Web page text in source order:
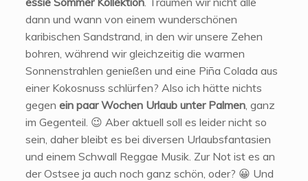
dann und wann von einem wunderschönen
karibischen Sandstrand, in den wir unsere Zehen
bohren, während wir gleichzeitig die warmen
Sonnenstrahlen genießen und eine Piña Colada aus
einer Kokosnuss schlürfen? Also ich hätte nichts
gegen ein paar Wochen Urlaub unter Palmen, ganz
im Gegenteil. 😉 Aber aktuell soll es leider nicht so
sein, daher bleibt es bei diversen Urlaubsfantasien
und einem Schwall Reggae Musik. Zur Not ist es an
der Ostsee ja auch noch ganz schön, oder? 😀 Und